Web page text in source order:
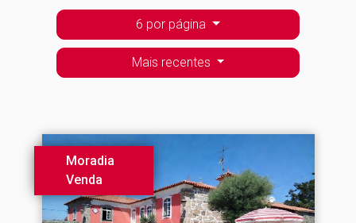
6 por página
Mais recentes
Moradia
Venda